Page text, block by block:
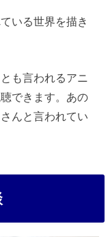
いる世界を描き
も言われるアニ
できます。あの
んと言われてい